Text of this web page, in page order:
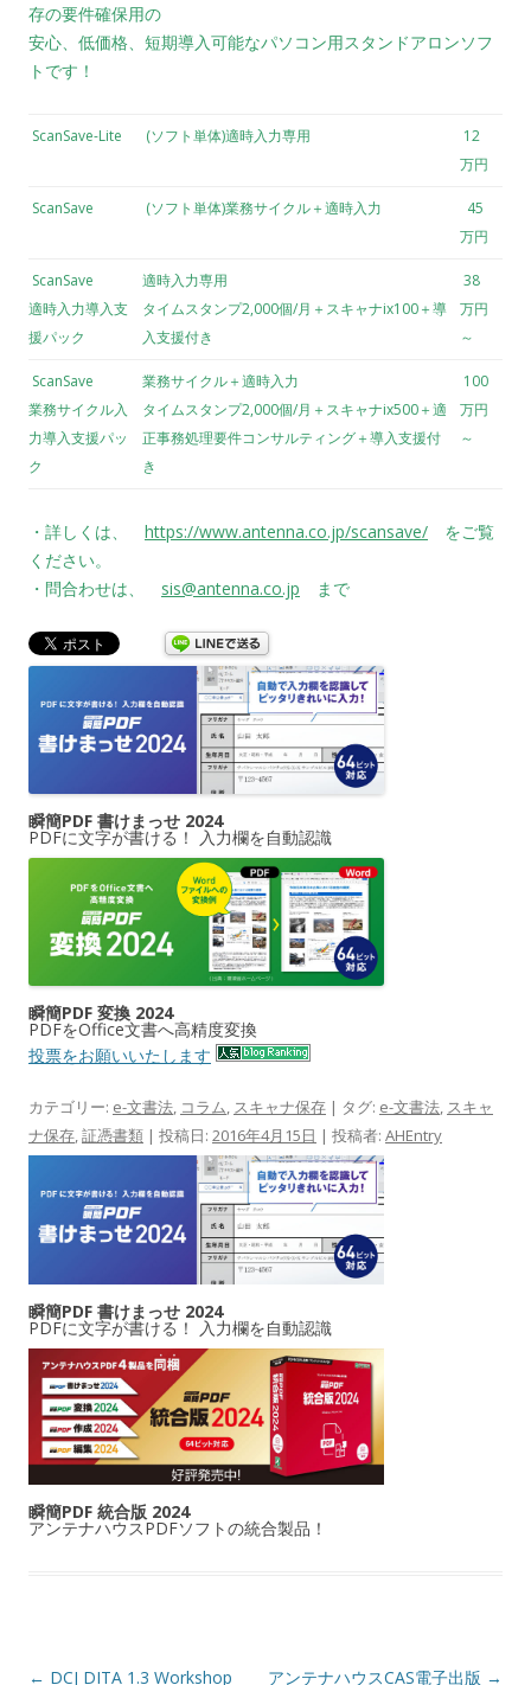
存の要件確保用の
安心、低価格、短期導入可能なパソコン用スタンドアロンソフ
トです！
ScanSave-Lite (ソフト単体)適時入力専用
12
万円
ScanSave (ソフト単体)業務サイクル＋適時入力
45
万円
ScanSave
適時入力導入支
援パック
適時入力専用
タイムスタンプ2,000個/月＋スキャナix100＋導
入支援付き
38
万円
～
ScanSave
業務サイクル入
力導入支援パッ
ク
業務サイクル＋適時入力
タイムスタンプ2,000個/月＋スキャナix500＋適
正事務処理要件コンサルティング＋導入支援付
き
100
万円
～
・詳しくは、 https://www.antenna.co.jp/scansave/ をご覧
ください。
・問合わせは、 sis@antenna.co.jp まで
瞬簡PDF 書けまっせ 2024
PDFに文字が書ける！ 入力欄を自動認識
瞬簡PDF 変換 2024
PDFをOffice文書へ高精度変換
投票をお願いいたします
カテゴリー: e-文書法, コラム, スキャナ保存 | タグ: e-文書法, スキャ
ナ保存,証憑書類 | 投稿日: 2016年4月15日 | 投稿者: AHEntry
瞬簡PDF 書けまっせ 2024
PDFに文字が書ける！ 入力欄を自動認識
瞬簡PDF 統合版 2024
アンテナハウスPDFソフトの統合製品！
投稿ナビゲーション
← DCJ DITA 1.3 Workshop アンテナハウスCAS電子出版 →